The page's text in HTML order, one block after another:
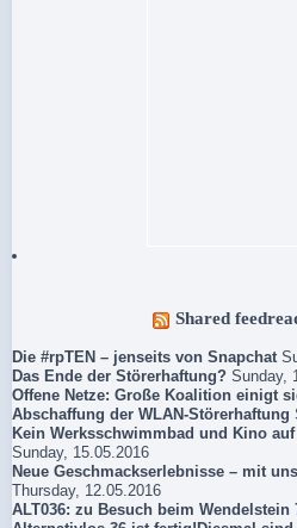
Shared
Die #rpTEN – jenseits von Snapchat
Das Ende der Störerhaftung? Sunday,
Offene Netze: Große Koalition einigt
Abschaffung der WLAN-Störerhaftung
Kein Werksschwimmbad und Kino
Sunday, 15.05.2016
Neue Geschmackserlebnisse – mit
Thursday, 12.05.2016
ALT036: zu Besuch beim Wendelstein